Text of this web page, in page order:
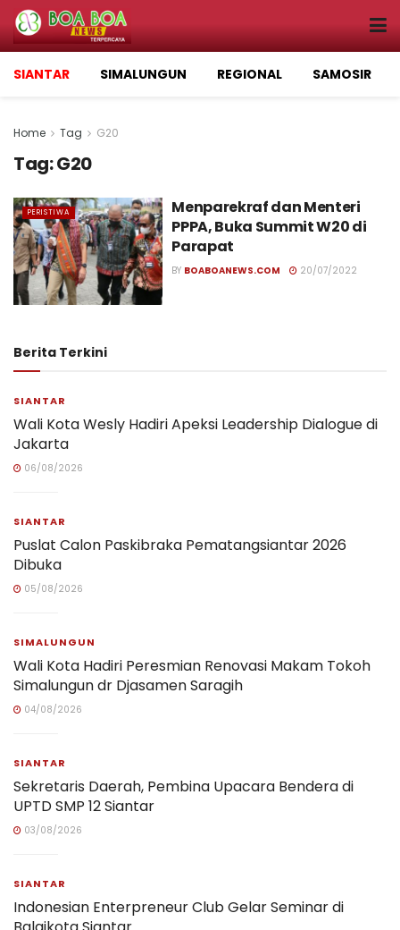
SIANTAR SIMALUNGUN REGIONAL SAMOSIR
Home Tag G20
Tag:G20
PERISTIWA
Menparekraf dan Menteri
PPPA, Buka Summit W20 di
Parapat
BY BOABOANEWS.COM 20/07/2022
Berita Terkini
SIANTAR
Wali Kota Wesly Hadiri Apeksi Leadership Dialogue di
Jakarta
06/08/2026
SIANTAR
Puslat Calon Paskibraka Pematangsiantar 2026
Dibuka
05/08/2026
SIMALUNGUN
Wali Kota Hadiri Peresmian Renovasi Makam Tokoh
Simalungun dr Djasamen Saragih
04/08/2026
SIANTAR
Sekretaris Daerah, Pembina Upacara Bendera di
UPTD SMP 12 Siantar
03/08/2026
SIANTAR
Indonesian Enterpreneur Club Gelar Seminar di